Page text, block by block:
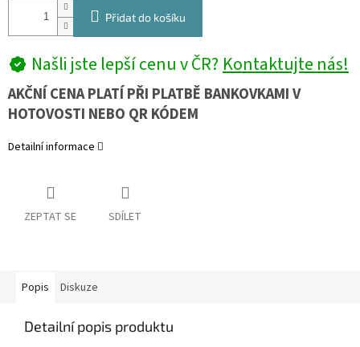
Přidat do košíku
Našli jste lepší cenu v ČR?Kontaktujte nás!
AKČNÍ CENA PLATÍ PŘI PLATBĚ BANKOVKAMI V
HOTOVOSTI NEBO QR KÓDEM
Detailní informace
ZEPTAT SE SDÍLET
Popis Diskuze
Detailní popis produktu